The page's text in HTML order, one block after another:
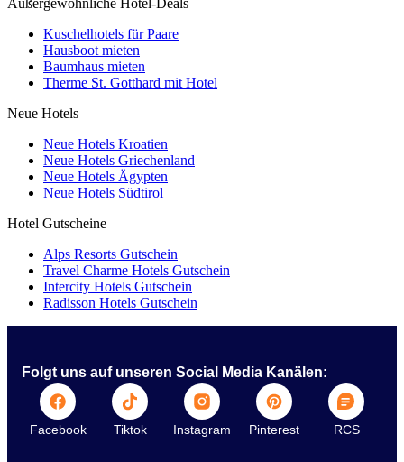
Außergewöhnliche Hotel-Deals
Kuschelhotels für Paare
Hausboot mieten
Baumhaus mieten
Therme St. Gotthard mit Hotel
Neue Hotels
Neue Hotels Kroatien
Neue Hotels Griechenland
Neue Hotels Ägypten
Neue Hotels Südtirol
Hotel Gutscheine
Alps Resorts Gutschein
Travel Charme Hotels Gutschein
Intercity Hotels Gutschein
Radisson Hotels Gutschein